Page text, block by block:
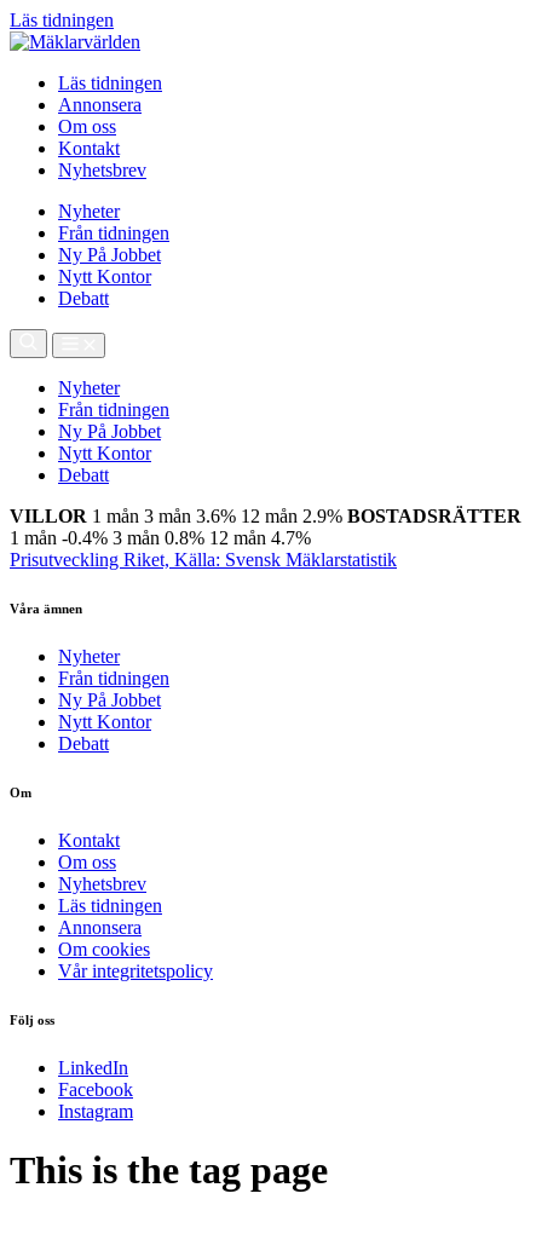
Läs tidningen
Läs tidningen
Annonsera
Om oss
Kontakt
Nyhetsbrev
Nyheter
Från tidningen
Ny På Jobbet
Nytt Kontor
Debatt
Nyheter
Från tidningen
Ny På Jobbet
Nytt Kontor
Debatt
VILLOR 1 mån 3 mån 3.6% 12 mån 2.9% BOSTADSRÄTTER
1 mån -0.4% 3 mån 0.8% 12 mån 4.7%
Prisutveckling Riket, Källa: Svensk Mäklarstatistik
Våra ämnen
Nyheter
Från tidningen
Ny På Jobbet
Nytt Kontor
Debatt
Om
Kontakt
Om oss
Nyhetsbrev
Läs tidningen
Annonsera
Om cookies
Vår integritetspolicy
Följ oss
LinkedIn
Facebook
Instagram
This is the tag page